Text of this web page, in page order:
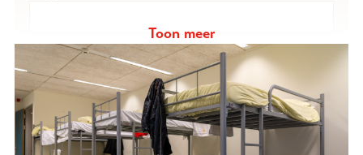
Emailadres *
Telefoonnummer *
Toon meer